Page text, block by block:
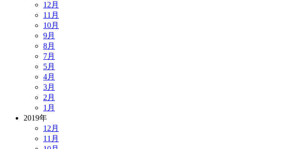
12月
11月
10月
9月
8月
7月
5月
4月
3月
2月
1月
2019年
12月
11月